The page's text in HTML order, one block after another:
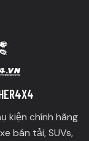
kiện chính hãng
bán tải, SUVs,